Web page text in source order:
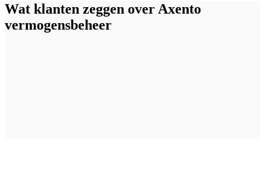
Wat klanten zeggen over Axento
vermogensbeheer